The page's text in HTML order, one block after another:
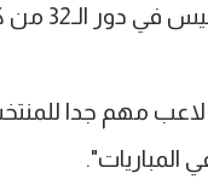
كأس العالم 2026.
لاعب مهم جدا